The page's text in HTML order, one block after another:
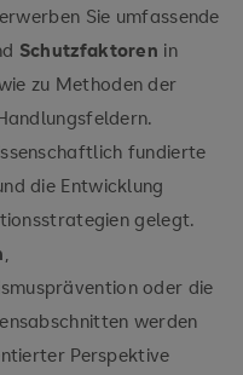
Sie umfassende
Schutzfaktoren in
zu Methoden der
fundierte
die Entwicklung
gelegt.
,
oder die
werden
Perspektive